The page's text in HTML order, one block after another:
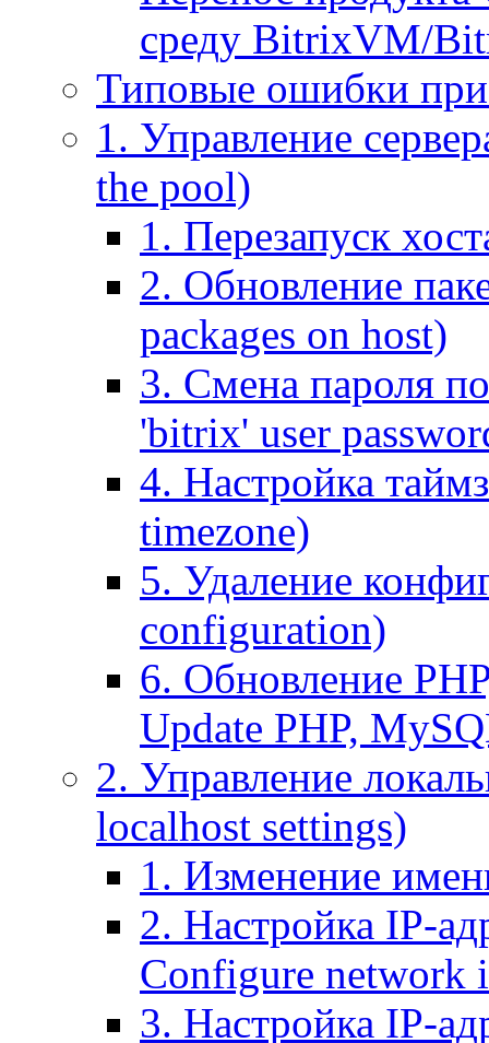
среду BitrixVM/
Типовые ошибки при
1. Управление
the pool)
1. Перезапуск
2. Обновление
packages on host)
3. Смена пароля
'bitrix' user
4. Настройка
timezone)
5. Удаление
configuration)
6. Обновление
Update PHP,
2. Управление
localhost settings)
1. Изменение
2. Настройка IP-
Configure network
3. Настройка IP-